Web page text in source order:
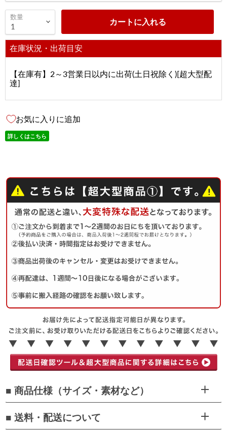
数量
カートに入れる
在庫状況・出荷目安
【在庫有】2～3営業日以内に出荷(土日祝除く)[超大型配
達]
お気に入りに追加
詳しくはこちら
■ 商品仕様（サイズ・素材など）
■ 送料・配送について